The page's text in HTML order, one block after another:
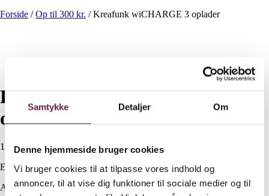
Samtykke Detaljer Om
Denne hjemmeside bruger cookies
Vi bruger cookies til at tilpasse vores indhold og
annoncer, til at vise dig funktioner til sociale medier og til
Forside /Op til 300 kr. /Kreafunk wiCHARGE 3 oplader
Kreafunk wiCHARGE 3
oplader
160,00DKK
Ekskl. moms
Available on backorder